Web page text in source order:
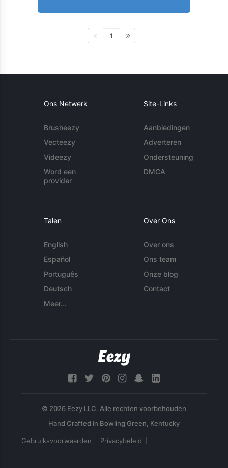
1
Ons Netwerk
Brusheezy
Vecteezy
Videezy
Word een
provider
Site-Links
Aanbiedingen
Adverteren
Ondersteuning
DMCA
Talen
English
Español
Português
Deutsch
Meer...
Over Ons
Over ons
Ons team
Onze blog
Contact
© 2026 Eezy LLC. Alle rechten voorbehouden
Gebruiksvoorwaarden Privacybeleid